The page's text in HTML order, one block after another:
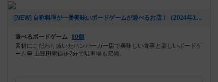
[NEW] 自称料理が一番美味いボードゲームが遊べるお店！（2024年10月31日 18時32分）
遊べるボードゲーム 80個
素材にこだわり抜いたハンバーガー店で美味しい食事と楽しいボードゲ
ーム🍔 上豊田駅徒歩2分で駐車場も完備。